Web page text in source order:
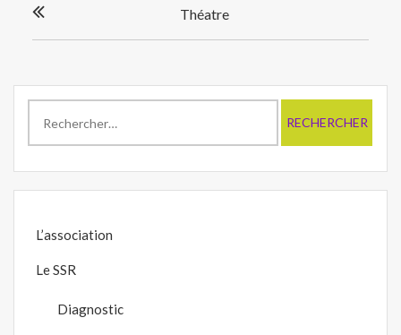
de
l’article
Théatre
L’association
Le SSR
Diagnostic